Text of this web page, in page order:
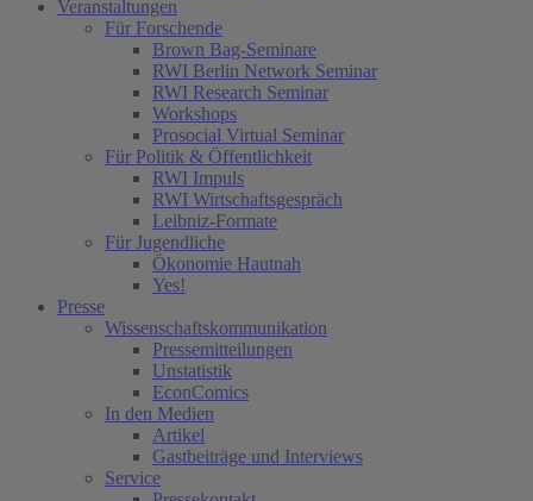
Veranstaltungen
Für Forschende
Brown Bag-Seminare
RWI Berlin Network Seminar
RWI Research Seminar
Workshops
Prosocial Virtual Seminar
Für Politik & Öffentlichkeit
RWI Impuls
RWI Wirtschaftsgespräch
Leibniz-Formate
Für Jugendliche
Ökonomie Hautnah
Yes!
Presse
Wissenschaftskommunikation
Pressemitteilungen
Unstatistik
EconComics
In den Medien
Artikel
Gastbeiträge und Interviews
Service